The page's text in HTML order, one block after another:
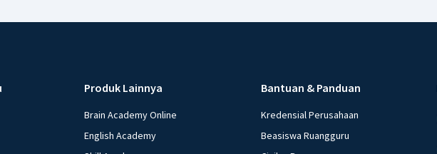
Produk Lainnya
Brain Academy Online
English Academy
Bantuan & Panduan
Kredensial Perusahaan
Beasiswa Ruangguru